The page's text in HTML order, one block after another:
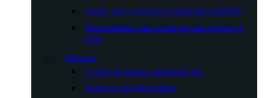
Vagón para exteriores Camping Essentials
Herramientas para acampar para romper el
hielo
Hamaca
Colcha de hamaca multifunción
Hamaca con Mosquitera